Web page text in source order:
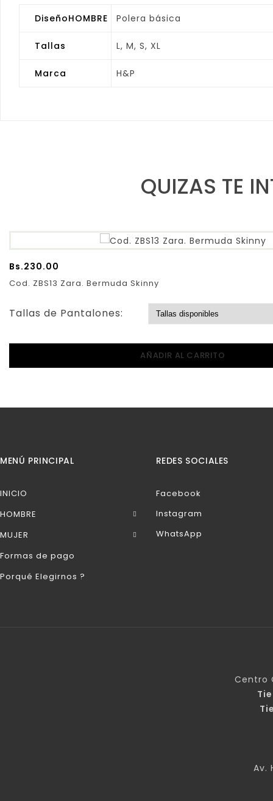
DiseñoHOMBRE Polera básica
Tallas L, M, S, XL
Marca H&P
QUIZAS TE
Bs.230.00
Cod. ZBS13 Zara. Bermuda Skinny
Tallas de Pantalones:
AÑADIR AL CARRITO
MENÚ PRINCIPAL
INICIO
HOMBRE
MUJER
Formas de pago
Porqué Elegirnos ?
REDES SOCIALES
Facebook
Instagram
WhatsApp
Centro
Av.